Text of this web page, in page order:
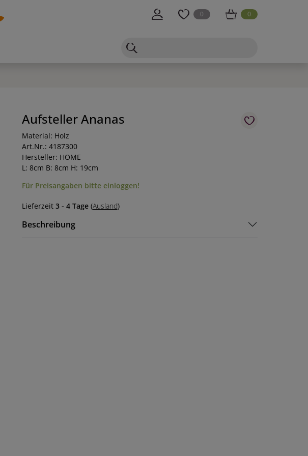
0 0
Aufsteller Ananas
Material: Holz
Art.Nr.: 4187300
Hersteller: HOME
L: 8cm B: 8cm H: 19cm
Für Preisangaben bitte einloggen!
Lieferzeit 3 - 4 Tage(Ausland)
Beschreibung